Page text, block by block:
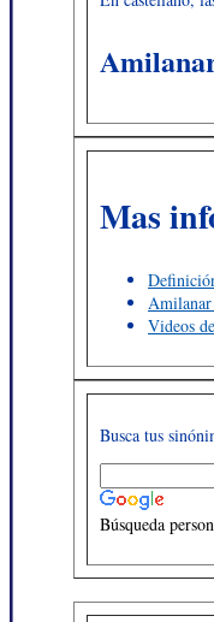
Mas
Videos
Busca tus
Búsqueda